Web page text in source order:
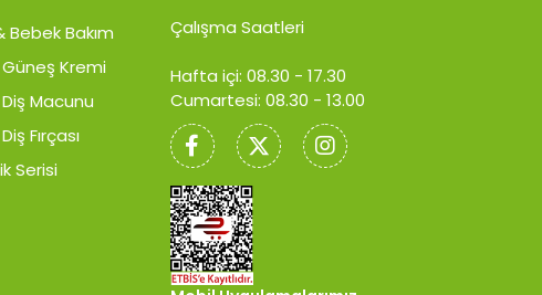
Bebek Bakım
Kremi
Macunu
Fırçası
Serisi
Çalışma Saatleri
Hafta içi: 08.30 - 17.30
Cumartesi: 08.30 - 13.00